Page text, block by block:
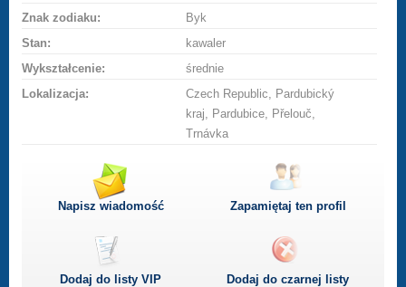
Znak zodiaku:
Byk
Stan:
kawaler
Wykształcenie:
średnie
Lokalizacja:
Czech Republic, Pardubický
kraj, Pardubice, Přelouč,
Trnávka
Napisz wiadomość Zapamiętaj ten profil
Dodaj do listyVIP Dodaj do czarnej listy